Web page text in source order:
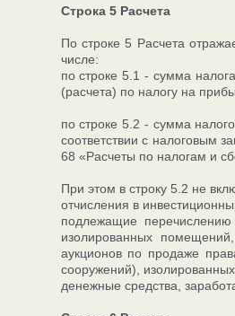
Строка 5 Расчета
По строке 5 Расчета
числе:
по строке 5.1 - сумма
(расчета) по налогу на
по строке 5.2 - сумма
соответствии с налоговым
68 «Расчеты по налогам и
При этом в строку 5.2 не
отчисления в
подлежащие
изолированных
аукционов по продаже
сооружений),
денежные средства,